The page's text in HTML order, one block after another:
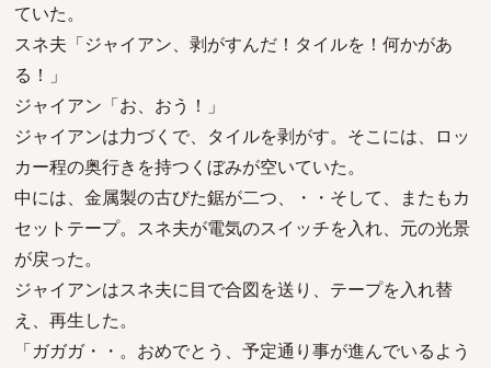
ていた。
スネ夫「ジャイアン、剥がすんだ！タイルを！何かがあ
る！」
ジャイアン「お、おう！」
ジャイアンは力づくで、タイルを剥がす。そこには、ロッ
カー程の奥行きを持つくぼみが空いていた。
中には、金属製の古びた鋸が二つ、・・そして、またもカ
セットテープ。スネ夫が電気のスイッチを入れ、元の光景
が戻った。
ジャイアンはスネ夫に目で合図を送り、テープを入れ替
え、再生した。
「ガガガ・・。おめでとう、予定通り事が進んでいるよう